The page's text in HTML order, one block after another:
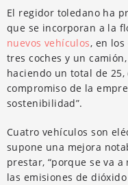
El regidor toledano ha
que se incorporan a la
nuevos vehículos, en
tres coches y un
haciendo un total de
compromiso de la
sostenibilidad”.
Cuatro vehículos son
supone una mejora
prestar, “porque se va
las emisiones de